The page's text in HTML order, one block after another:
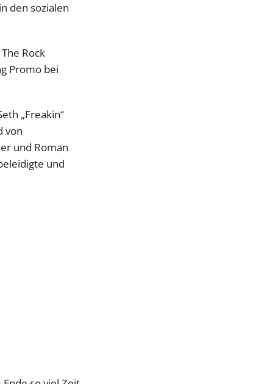
den sozialen
Rock
Promo bei
„Freakin“
von
und Roman
und